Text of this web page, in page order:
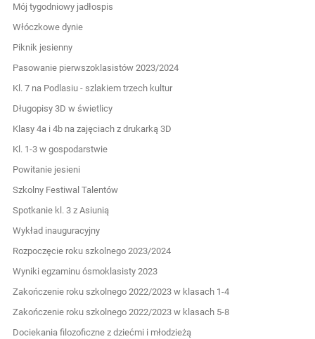
Mój tygodniowy jadłospis
Włóczkowe dynie
Piknik jesienny
Pasowanie pierwszoklasistów 2023/2024
Kl. 7 na Podlasiu - szlakiem trzech kultur
Długopisy 3D w świetlicy
Klasy 4a i 4b na zajęciach z drukarką 3D
Kl. 1-3 w gospodarstwie
Powitanie jesieni
Szkolny Festiwal Talentów
Spotkanie kl. 3 z Asiunią
Wykład inauguracyjny
Rozpoczęcie roku szkolnego 2023/2024
Wyniki egzaminu ósmoklasisty 2023
Zakończenie roku szkolnego 2022/2023 w klasach 1-4
Zakończenie roku szkolnego 2022/2023 w klasach 5-8
Dociekania filozoficzne z dziećmi i młodzieżą